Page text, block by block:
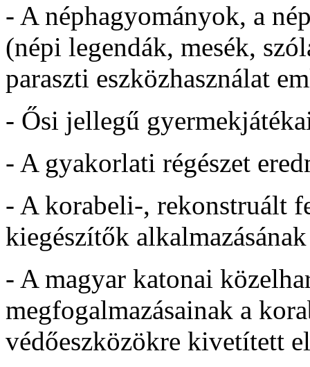
- A néphagyományok, a
(népi legendák, mesék,
paraszti eszközhasználat
- Ősi jellegű
- A gyakorlati régészet
- A korabeli-, rekonstruált
kiegészítők
- A magyar katonai
megfogalmazásainak a
védőeszközökre kivetített